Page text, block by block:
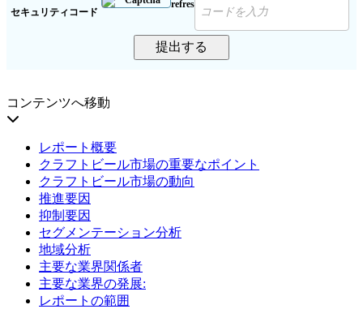
セキュリティコード
提出する
コンテンツへ移動
レポート概要
クラフトビール市場の重要なポイント
クラフトビール市場の動向
推進要因
抑制要因
セグメンテーション分析
地域分析
主要な業界関係者
主要な業界の発展:
レポートの範囲